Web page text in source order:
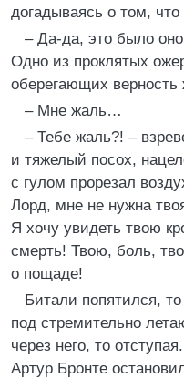
догадываясь о том,
– Да-да, это было
Одно из проклятых
оберегающих верность
– Мне жаль…
– Тебе жаль?! –
и тяжелый посох,
с гулом прорезал
Лорд, мне не нужна
Я хочу увидеть твою
смерть! Твою, боль,
о пощаде!
Битали попятился,
под стремительно
через него, то
Артур Бронте